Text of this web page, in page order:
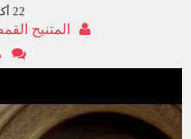
22 أكتوبر 2021
المتنيح